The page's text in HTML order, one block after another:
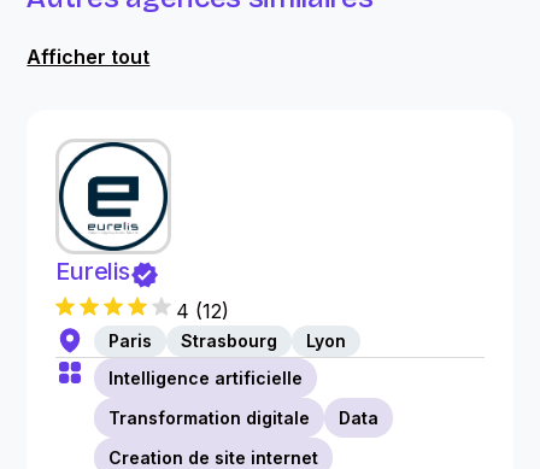
Afficher tout
Eurelis
4 (12)
Paris Strasbourg
Lyon
Intelligence artificielle
Transformation digitale
Data
Creation de site internet